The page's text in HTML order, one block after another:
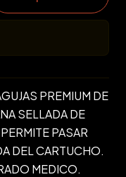
PREMIUM DE
SELLADA DE
PASAR
DEL CARTUCHO.
MEDICO.